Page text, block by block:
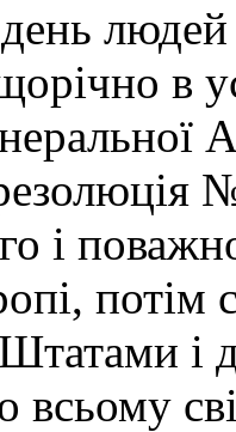
людей
в
і
потім
і